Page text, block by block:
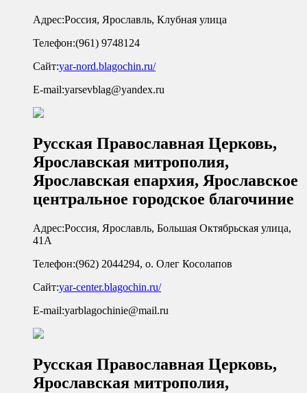
Адрес:Россия, Ярославль, Клубная улица
Телефон:(961) 9748124
Сайт:yar-nord.blagochin.ru/
E-mail:yarsevblag@yandex.ru
Русская Православная Церковь,
Ярославская митрополия,
Ярославская епархия, Ярославское
центральное городское благочиние
Адрес:Россия, Ярославль, Большая Октябрьская улица,
41А
Телефон:(962) 2044294, о. Олег Косолапов
Сайт:yar-center.blagochin.ru/
E-mail:yarblagochinie@mail.ru
Русская Православная Церковь,
Ярославская митрополия,